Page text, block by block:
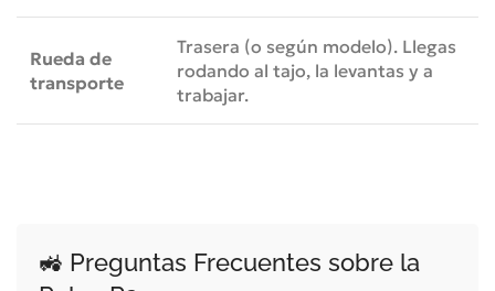
Rueda de
transporte
Trasera (o según modelo). Llegas
rodando al tajo, la levantas y a
trabajar.
🚜 Preguntas Frecuentes sobre la